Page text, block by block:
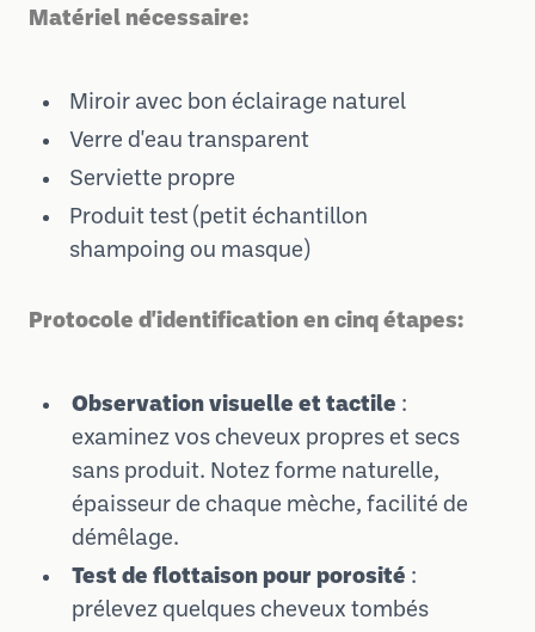
Matériel nécessaire:
Miroir avec bon éclairage naturel
Verre d'eau transparent
Serviette propre
Produit test (petit échantillon
shampoing ou masque)
Protocole d'identification en cinq étapes:
Observation visuelle et tactile :
examinez vos cheveux propres et secs
sans produit. Notez forme naturelle,
épaisseur de chaque mèche, facilité de
démêlage.
Test de flottaison pour porosité :
prélevez quelques cheveux tombés